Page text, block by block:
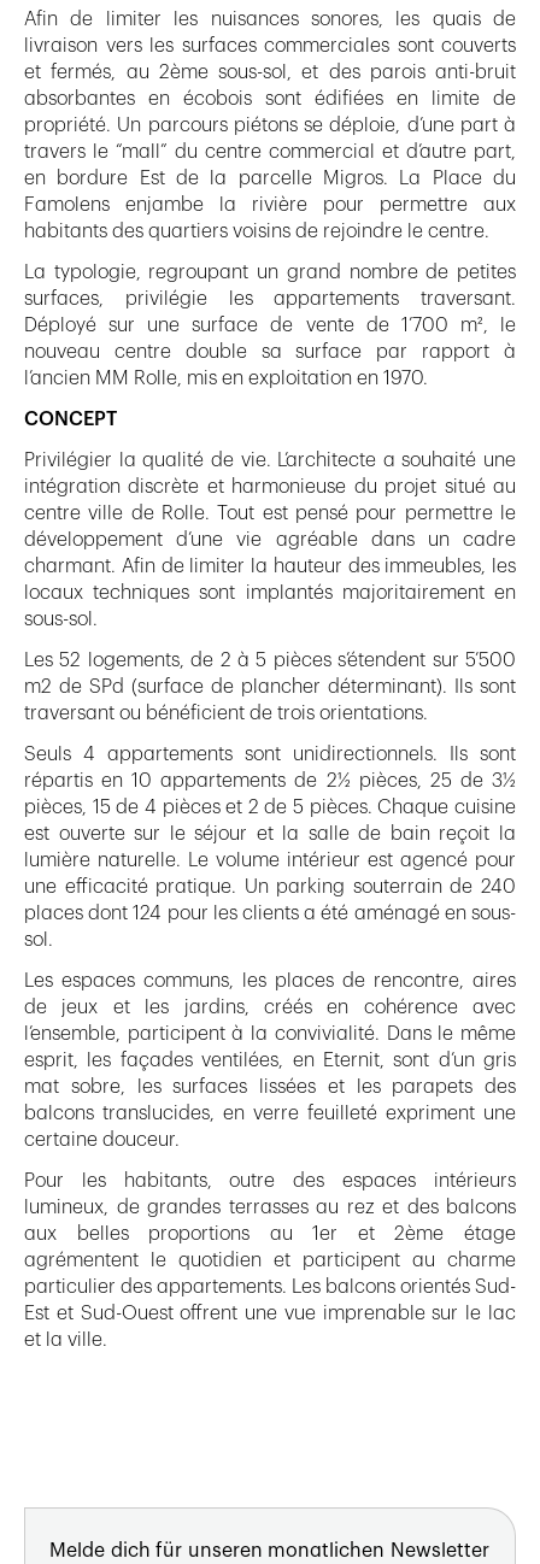
Afin de limiter les nuisances sonores, les quais de
livraison vers les surfaces commerciales sont couverts
et fermés, au 2ème sous-sol, et des parois anti-bruit
absorbantes en écobois sont édifiées en limite de
propriété. Un parcours piétons se déploie, d’une part à
travers le “mall” du centre commercial et d’autre part,
en bordure Est de la parcelle Migros. La Place du
Famolens enjambe la rivière pour permettre aux
habitants des quartiers voisins de rejoindre le centre.
La typologie, regroupant un grand nombre de petites
surfaces, privilégie les appartements traversant.
Déployé sur une surface de vente de 1’700 m², le
nouveau centre double sa surface par rapport à
l’ancien MM Rolle, mis en exploitation en 1970.
CONCEPT
Privilégier la qualité de vie. L’architecte a souhaité une
intégration discrète et harmonieuse du projet situé au
centre ville de Rolle. Tout est pensé pour permettre le
développement d’une vie agréable dans un cadre
charmant. Afin de limiter la hauteur des immeubles, les
locaux techniques sont implantés majoritairement en
sous-sol.
Les 52 logements, de 2 à 5 pièces s’étendent sur 5’500
m2 de SPd (surface de plancher déterminant). Ils sont
traversant ou bénéficient de trois orientations.
Seuls 4 appartements sont unidirectionnels. Ils sont
répartis en 10 appartements de 2½ pièces, 25 de 3½
pièces, 15 de 4 pièces et 2 de 5 pièces. Chaque cuisine
est ouverte sur le séjour et la salle de bain reçoit la
lumière naturelle. Le volume intérieur est agencé pour
une efficacité pratique. Un parking souterrain de 240
places dont 124 pour les clients a été aménagé en sous-
sol.
Les espaces communs, les places de rencontre, aires
de jeux et les jardins, créés en cohérence avec
l’ensemble, participent à la convivialité. Dans le même
esprit, les façades ventilées, en Eternit, sont d’un gris
mat sobre, les surfaces lissées et les parapets des
balcons translucides, en verre feuilleté expriment une
certaine douceur.
Pour les habitants, outre des espaces intérieurs
lumineux, de grandes terrasses au rez et des balcons
aux belles proportions au 1er et 2ème étage
agrémentent le quotidien et participent au charme
particulier des appartements. Les balcons orientés Sud-
Est et Sud-Ouest offrent une vue imprenable sur le lac
et la ville.
Melde dich für unseren monatlichen Newsletter